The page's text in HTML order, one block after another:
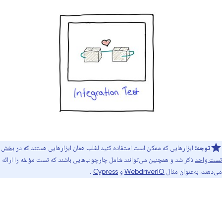
توجه: ابزارهایی که ممکن است استفاده کنید اغلب همان ابزارهایی هستند که در بخش
تست واحد ذکر شد و همچنین می‌توانند شامل چارچوب‌هایی باشند که تست مؤلفه را ارائه
می‌دهند، به‌عنوان مثال WebdriverIO و Cypress
.